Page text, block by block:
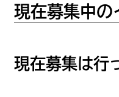
現在募集中
現在募集は行